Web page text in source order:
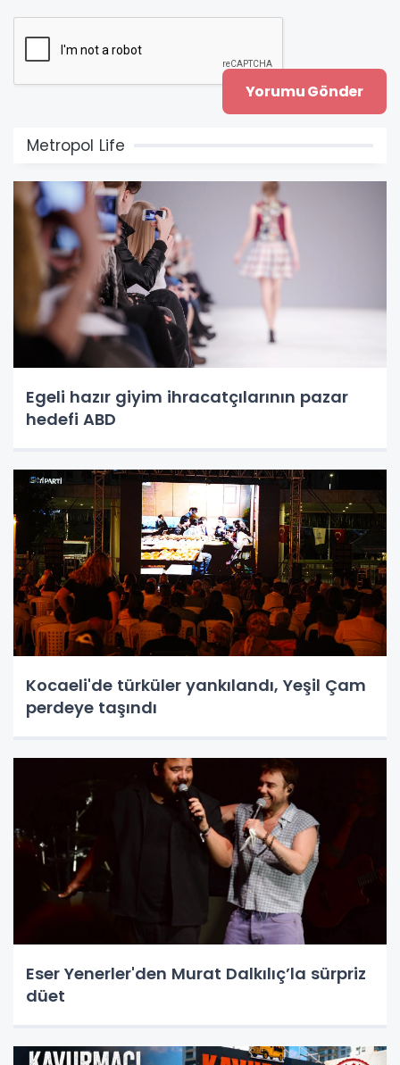
Metropol Life
Egeli hazır giyim ihracatçılarının pazar
hedefi ABD
Kocaeli'de türküler yankılandı, Yeşil Çam
perdeye taşındı
Eser Yenerler'den Murat Dalkılıç’la sürpriz
düet